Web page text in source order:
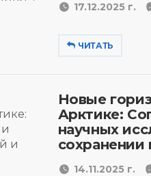
17.12.2025 г.
ЧИТАТЬ
Новые
Арктике:
научных
сохранении
14.11.2025 г.